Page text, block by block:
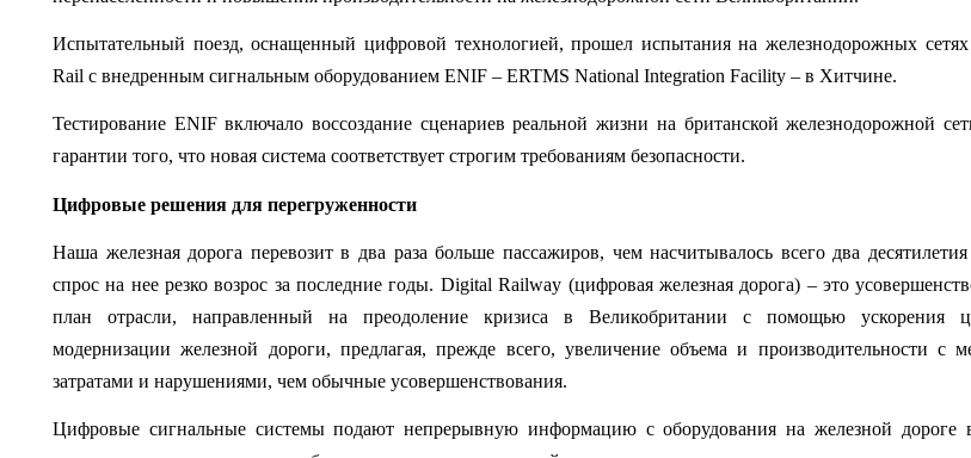
Испытательный поезд, оснащенный цифровой технологией, прошел испытания на железнодорожных
Rail с внедренным сигнальным оборудованием ENIF – ERTMS National Integration Facility – в Хитчине.
Тестирование ENIF включало воссоздание сценариев реальной жизни на британской железнодорожной
гарантии того, что новая система соответствует строгим требованиям безопасности.
Цифровые решения для перегруженности
Наша железная дорога перевозит в два раза больше пассажиров, чем насчитывалось всего два
спрос на нее резко возрос за последние годы. Digital Railway (цифровая железная дорога) – это
план отрасли, направленный на преодоление кризиса в Великобритании с помощью ускорения
модернизации железной дороги, предлагая, прежде всего, увеличение объема и производительности с
затратами и нарушениями, чем обычные усовершенствования.
Цифровые сигнальные системы подают непрерывную информацию с оборудования на железной дороге